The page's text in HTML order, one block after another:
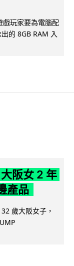
玩家要為電腦配
的 8GB RAM 入
阪女 2 年
產品
歲大阪女子，